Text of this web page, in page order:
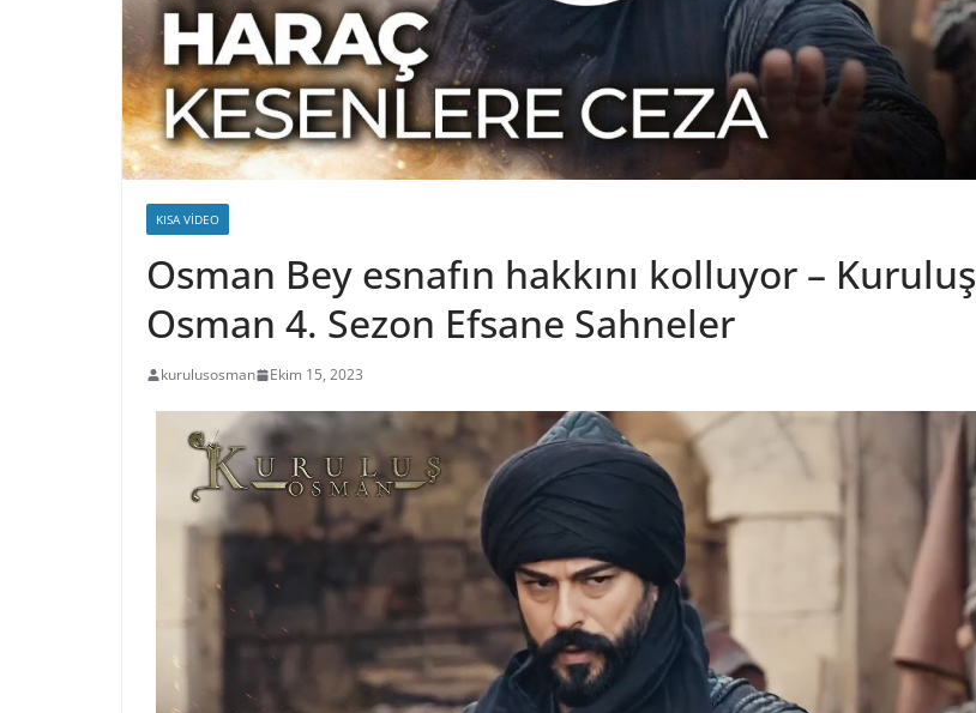
KISA VIDEO
Osman Bey esnafın hakkını kolluyor – Kuruluş
Osman 4. Sezon Efsane Sahneler
kurulusosman Ekim 15, 2023